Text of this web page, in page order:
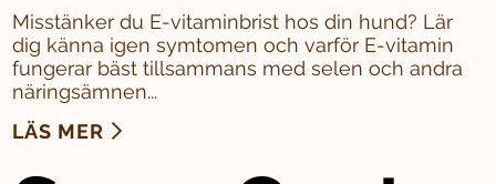
Misstänker du E-vitaminbrist hos din hund? Lär
dig känna igen symtomen och varför E-vitamin
fungerar bäst tillsammans med selen och andra
näringsämnen...
LÄS MER